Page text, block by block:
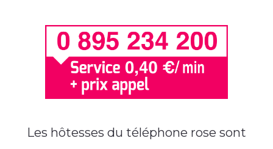
Les hôtesses du téléphone rose sont